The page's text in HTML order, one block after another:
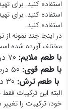
استفاده کنید. برای
استفاده کنید. برای
استفاده کنید.
در اینجا چند نمونه
مختلف آورده شده
با طعم ملایم:
با طعم قوی:
با طعم ترش:
البته این ترکیبات
خود، ترکیبات را